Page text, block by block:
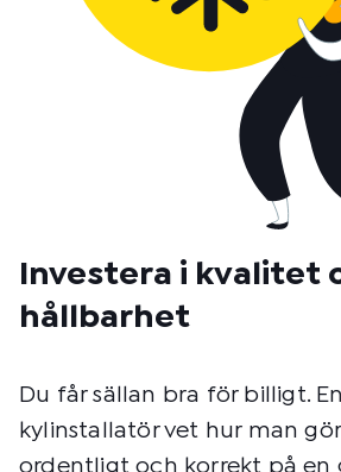
Investera i kvalitet
hållbarhet
Du får sällan bra för billigt.
kylinstallatör vet hur man
ordentligt och korrekt på en